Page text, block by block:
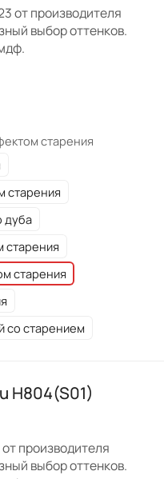
от производителя
выбор оттенков.
старения
старения
дуба
старения
старения
со старением
H804(S01)
производителя
выбор оттенков.